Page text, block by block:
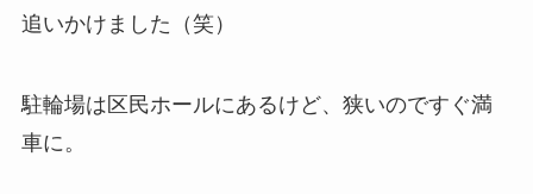
追いかけました（笑）
駐輪場は区民ホールにあるけど、狭いのですぐ満
車に。